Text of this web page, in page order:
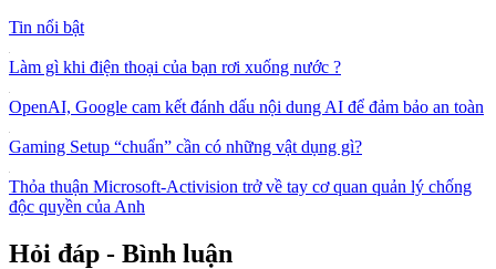
Tin nổi bật
Làm gì khi điện thoại của bạn rơi xuống nước ?
OpenAI, Google cam kết đánh dấu nội dung AI để đảm bảo an toàn
Gaming Setup “chuẩn” cần có những vật dụng gì?
Thỏa thuận Microsoft-Activision trở về tay cơ quan quản lý chống
độc quyền của Anh
Hỏi đáp - Bình luận